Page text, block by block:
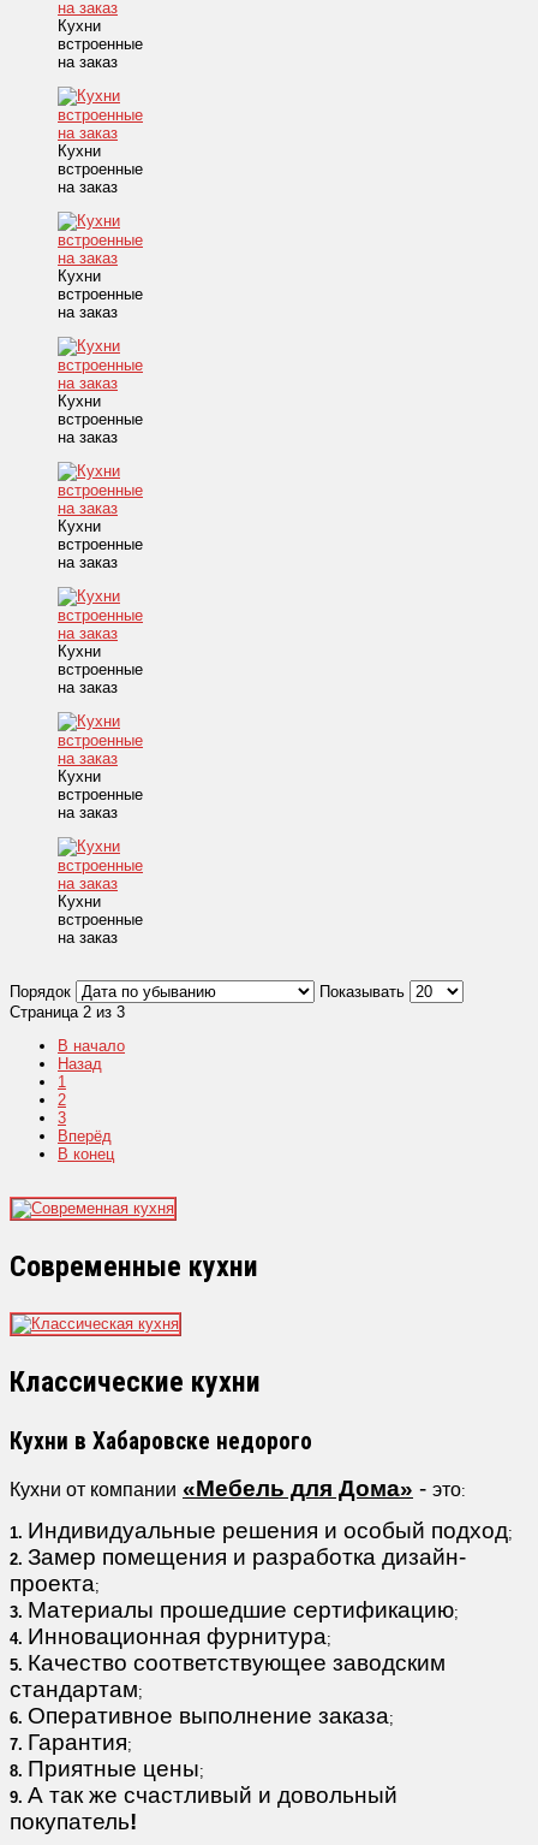
Кухни
встроенные
на заказ
Кухни
встроенные
на заказ
Кухни
встроенные
на заказ
Кухни
встроенные
на заказ
Кухни
встроенные
на заказ
Кухни
встроенные
на заказ
Кухни
встроенные
на заказ
Кухни
встроенные
на заказ
Порядок
Показывать
Страница 2 из 3
В начало
Назад
1
2
3
Вперёд
В конец
Современные кухни
Классические кухни
Кухни в Хабаровске недорого
Кухни от компании «Мебель для Дома» - это:
1. Индивидуальные решения и особый подход;
2. Замер помещения и разработка дизайн-
проекта;
3. Материалы прошедшие сертификацию;
4. Инновационная фурнитура;
5. Качество соответствующее заводским
стандартам;
6. Оперативное выполнение заказа;
7. Гарантия;
8. Приятные цены;
9. А так же счастливый и довольный
покупатель!